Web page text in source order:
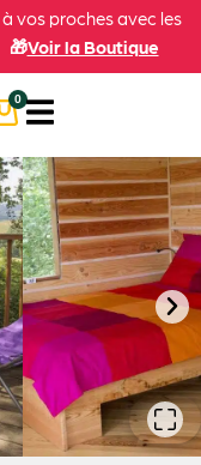
à vos proches avec les
🎁Voir la Boutique
0